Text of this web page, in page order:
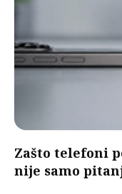
Zašto telefoni
nije samo